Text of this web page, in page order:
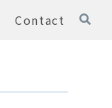
Contact